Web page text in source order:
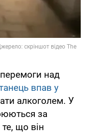
над
впав у
алкоголем. У
за
що він